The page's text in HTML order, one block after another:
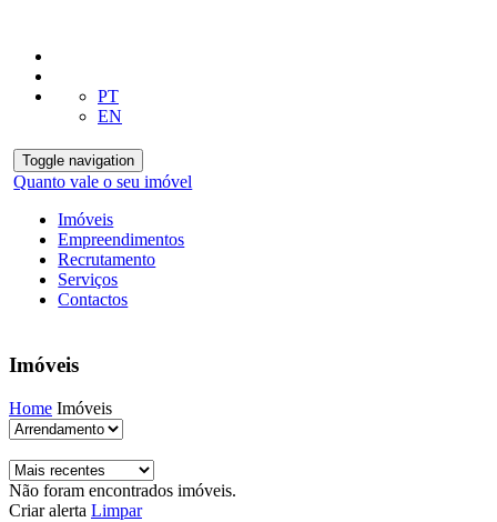
PT
EN
Toggle navigation
Quanto vale o seu imóvel
Imóveis
Empreendimentos
Recrutamento
Serviços
Contactos
Imóveis
Home Imóveis
Não foram encontrados imóveis.
Criar alerta Limpar